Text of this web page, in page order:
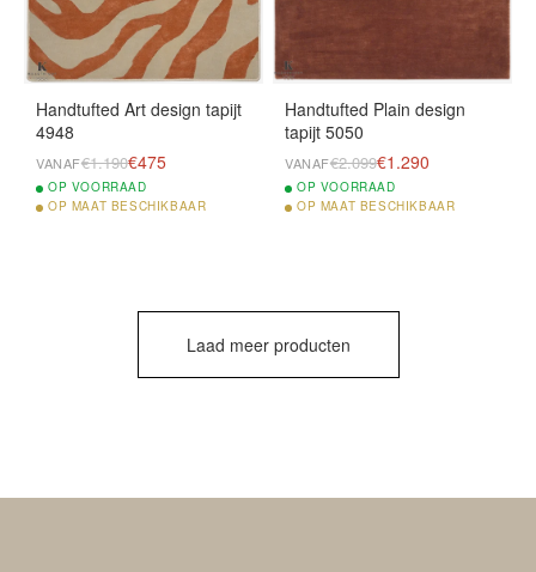
Handtufted Art design tapijt
4948
VANAF€1.190€475
OP VOORRAAD
OP MAAT BESCHIKBAAR
Handtufted Plain design
tapijt 5050
VANAF€2.099€1.290
OP VOORRAAD
OP MAAT BESCHIKBAAR
Laad meer producten